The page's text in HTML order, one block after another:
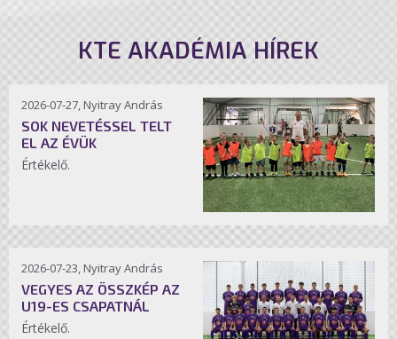
KTE AKADÉMIA HÍREK
2026-07-27, Nyitray András
SOK NEVETÉSSEL TELT
EL AZ ÉVÜK
Értékelő.
2026-07-23, Nyitray András
VEGYES AZ ÖSSZKÉP AZ
U19-ES CSAPATNÁL
Értékelő.